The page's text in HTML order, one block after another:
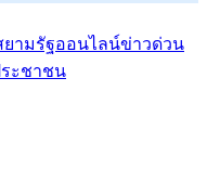
ยามรัฐออนไลน์ข่าวด่วน
ะชาชน